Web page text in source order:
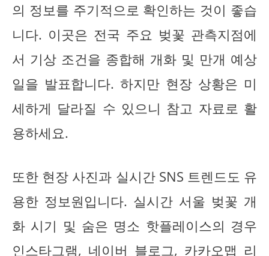
의 정보를 주기적으로 확인하는 것이 좋습
니다. 이곳은 전국 주요 벚꽃 관측지점에
서 기상 조건을 종합해 개화 및 만개 예상
일을 발표합니다. 하지만 현장 상황은 미
세하게 달라질 수 있으니 참고 자료로 활
용하세요.
또한 현장 사진과 실시간 SNS 트렌드도 유
용한 정보원입니다. 실시간 서울 벚꽃 개
화 시기 및 숨은 명소 핫플레이스의 경우
인스타그램, 네이버 블로그, 카카오맵 리